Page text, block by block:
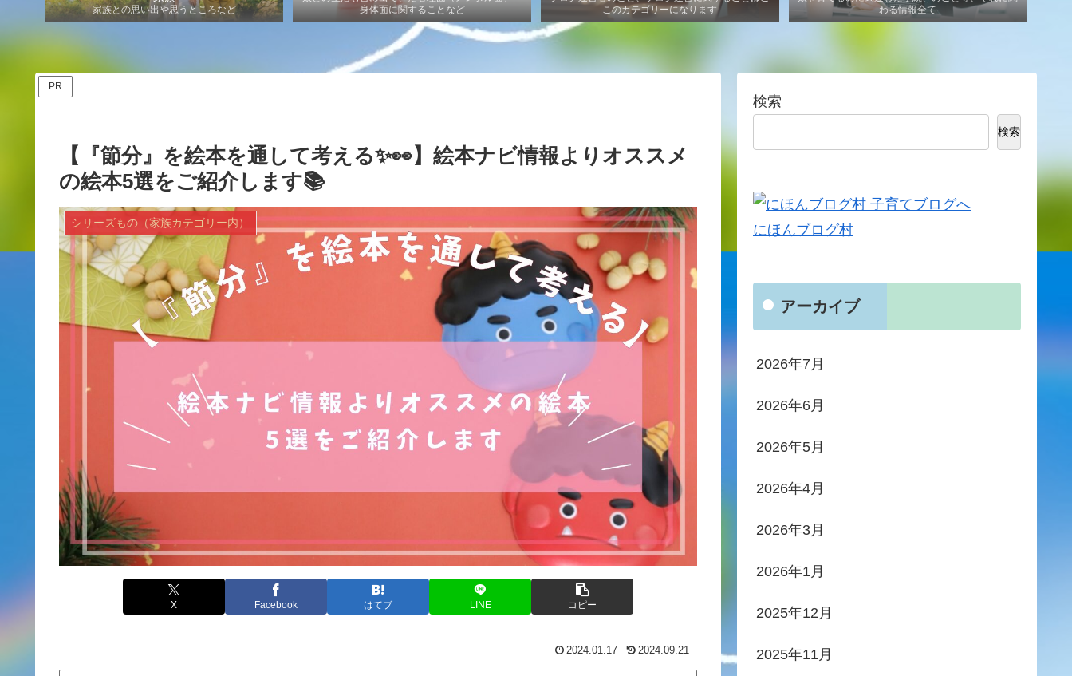
家族との思い出や思うところなど
身体面に関することなど
このカテゴリーになります
わる情報全て
PR
【『節分』を絵本を通して考える✨👀】絵本ナビ情報よりオススメ
の絵本5選をご紹介します📚
シリーズもの（家族カテゴリー内）
X Facebook はてブ LINE コピー
2024.01.17 2024.09.21
検索
検索
にほんブログ村
アーカイブ
2026年7月
2026年6月
2026年5月
2026年4月
2026年3月
2026年1月
2025年12月
2025年11月